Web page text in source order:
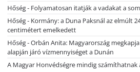
Hőség - Folyamatosan itatják a vadakat a
Hőség - Kormány: a Duna Paksnál az elmúlt
centimétert emelkedett
Hőség - Orbán Anita: Magyarország
alapján járó vízmennyiséget a Dunán
A Magyar Honvédségre mindig számíthatnak